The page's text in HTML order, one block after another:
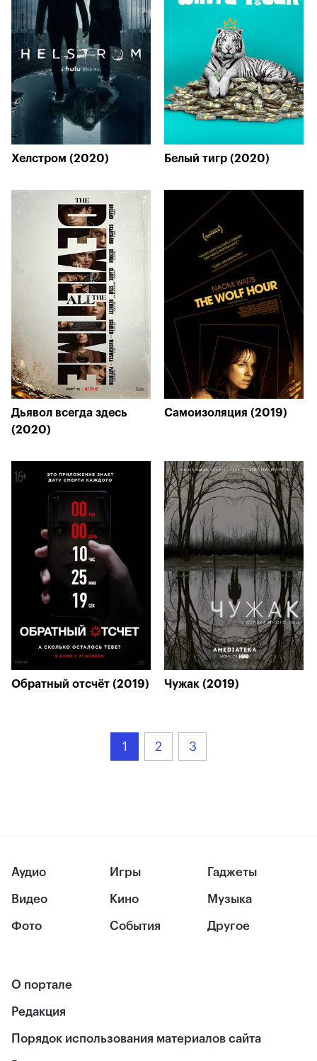
Хелстром (2020) Белый тигр (2020)
Дьявол всегда здесь
(2020)
Самоизоляция (2019)
Обратный отсчёт (2019) Чужак (2019)
1 2 3
Аудио
Видео
Фото
Игры
Кино
События
Гаджеты
Музыка
Другое
О портале
Редакция
Порядок использования материалов сайта